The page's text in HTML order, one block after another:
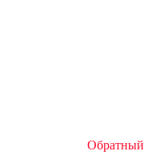
Обратный